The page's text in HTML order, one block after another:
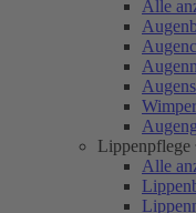
Alle
Lippenpflege
Alle